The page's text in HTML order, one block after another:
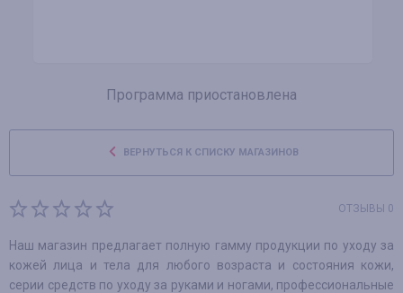
Программа приостановлена
ВЕРНУТЬСЯ К СПИСКУ МАГАЗИНОВ
ОТЗЫВЫ 0
Наш магазин предлагает полную гамму продукции по уходу за
кожей лица и тела для любого возраста и состояния кожи,
серии средств по уходу за руками и ногами, профессиональные